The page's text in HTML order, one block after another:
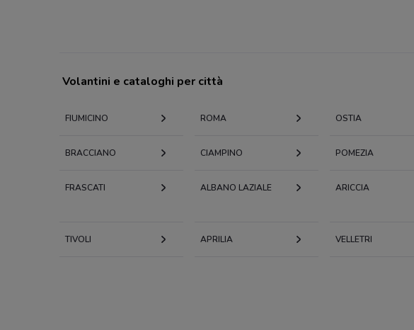
Volantini e cataloghi per città
FIUMICINO ROMA OSTIA
BRACCIANO CIAMPINO POMEZIA
FRASCATI ALBANO LAZIALE ARICCIA
TIVOLI APRILIA VELLETRI